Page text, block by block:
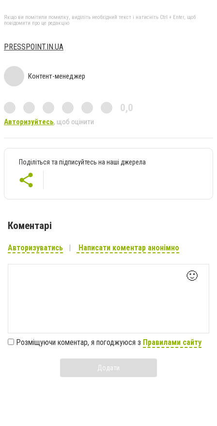
Якщо ви помітили помилку, виділіть необхідний текст і натисніть Ctrl + Enter, щоб
повідомити про це редакцію
PRESSPOINT.IN.UA
Контент-менеджер
0,0
Авторизуйтесь, щоб оцінити
Поділіться та підписуйтесь на наші джерела
Коментарі
Авторизуватись Написати коментар анонімно
🙂
Розміщуючи коментар, я погоджуюся з Правилами сайту
Додати